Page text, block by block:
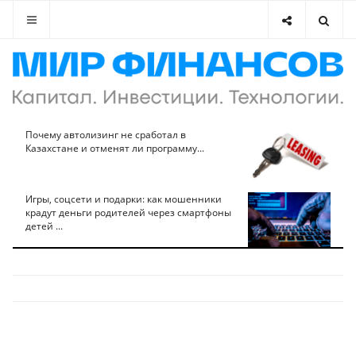
Почему автолизинг не сработал в
Казахстане и отменят ли программу...
Игры, соцсети и подарки: как мошенники
крадут деньги родителей через смартфоны
детей ...